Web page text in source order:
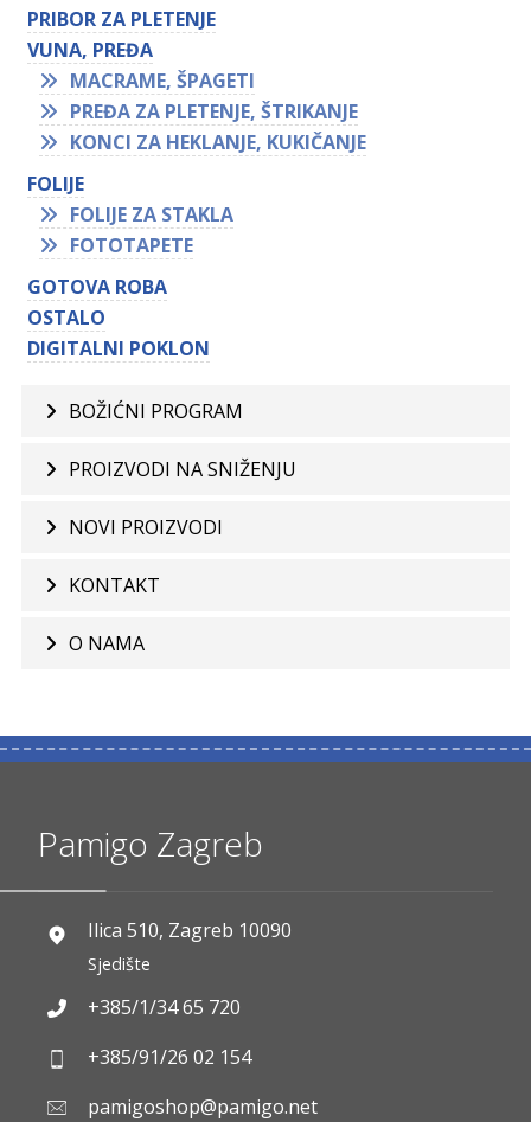
PRIBOR ZA PLETENJE
VUNA, PREĐA
MACRAME, ŠPAGETI
PREĐA ZA PLETENJE, ŠTRIKANJE
KONCI ZA HEKLANJE, KUKIČANJE
FOLIJE
FOLIJE ZA STAKLA
FOTOTAPETE
GOTOVA ROBA
OSTALO
DIGITALNI POKLON
BOŽIĆNI PROGRAM
PROIZVODI NA SNIŽENJU
NOVI PROIZVODI
KONTAKT
O NAMA
Pamigo Zagreb
Ilica 510, Zagreb 10090
Sjedište
+385/1/34 65 720
+385/91/26 02 154
pamigoshop@pamigo.net